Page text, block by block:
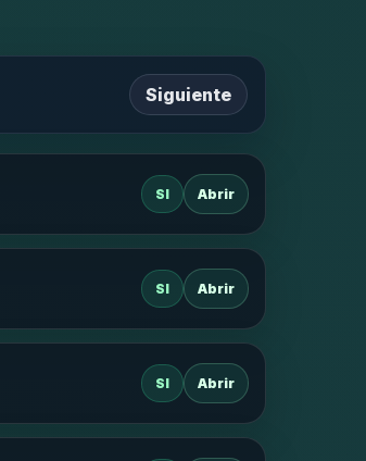
Siguiente
SI Abrir
SI Abrir
SI Abrir